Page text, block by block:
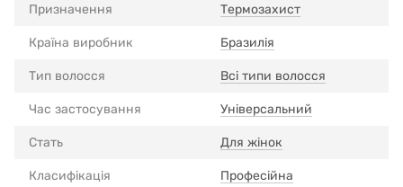
Призначення Термозахист
Країна виробник Бразилія
Тип волосся Всі типи волосся
Час застосування Універсальний
Стать Для жінок
Класифікація Професійна